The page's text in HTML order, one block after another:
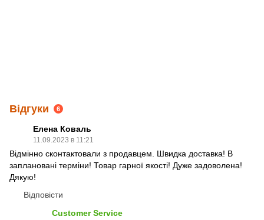
Відгуки 6
Елена Коваль
11.09.2023 в 11:21
Відмінно сконтактовали з продавцем. Швидка доставка! В
заплановані терміни! Товар гарної якості! Дуже задоволена!
Дякую!
Відповісти
Customer Service